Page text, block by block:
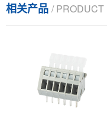
相关产品 / PRODUCT